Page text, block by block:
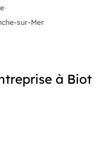
sur-Mer
à Biot